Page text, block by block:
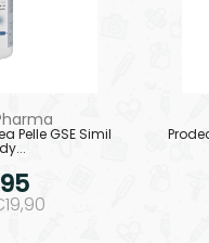
Pelle GSE Simil